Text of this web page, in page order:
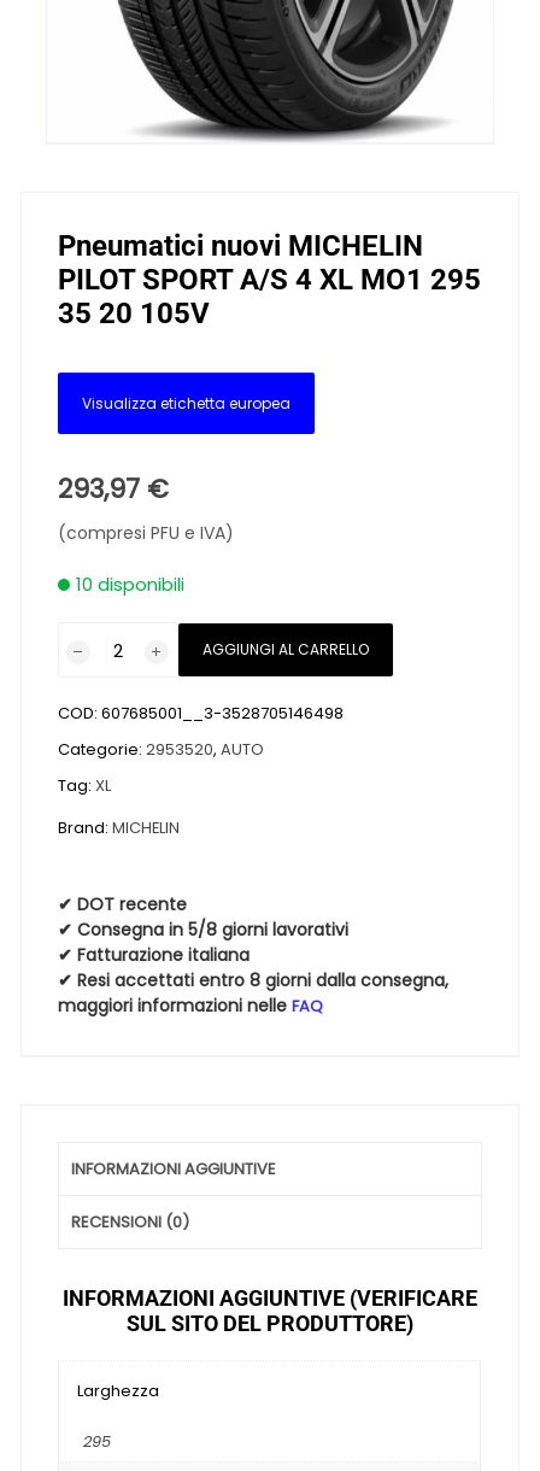
Pneumatici nuovi MICHELIN
PILOT SPORT A/S 4 XL MO1 295
35 20 105V
Visualizza etichetta europea
293,97 €
(compresi PFU e IVA)
10 disponibili
PILOT
SPORT
A/S
XL
295
35
20
105V
quantità
AGGIUNGI AL CARRELLO
COD:607685001__3-3528705146498
Categorie:2953520,AUTO
Tag:XL
Brand:MICHELIN
✔ DOT recente
✔ Consegna in 5/8 giorni lavorativi
✔ Fatturazione italiana
✔ Resi accettati entro 8 giorni dalla consegna,
maggiori informazioni nelleFAQ
INFORMAZIONI AGGIUNTIVE
RECENSIONI (0)
INFORMAZIONI AGGIUNTIVE (VERIFICARE
SUL SITO DEL PRODUTTORE)
Larghezza
295